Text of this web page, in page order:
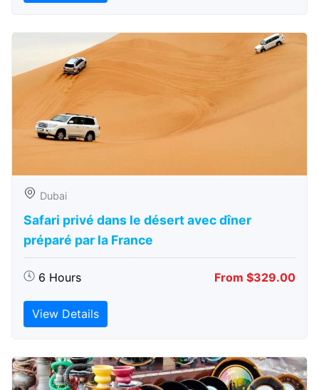
Dubai
Safari privé dans le désert avec dîner
préparé par la France
6 Hours From $329.00
View Details